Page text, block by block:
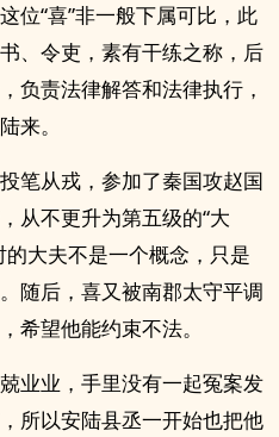
位“喜”非一般下属可比，此
、令吏，素有干练之称，后
负责法律解答和法律执行，
来。
笔从戎，参加了秦国攻赵国
从不更升为第五级的“大
大夫不是一个概念，只是
随后，喜又被南郡太守平调
希望他能约束不法。
业业，手里没有一起冤案发
所以安陆县丞一开始也把他